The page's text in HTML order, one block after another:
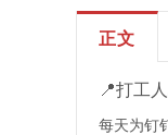
正文
📍打工
每天为钉